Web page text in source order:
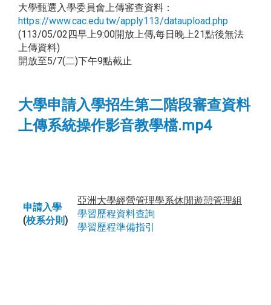
大學甄選入學委員會上傳審查資料：
https://www.cac.edu.tw/apply113/dataupload.php
(113/05/02四早上9:00開放上傳,每日晚上21點後無法
上傳資料)
開放至5/7(二)下午9點截止
大學申請入學招生第二階段審查資料
上傳系統操作影音教學檔.mp4
申請入學
(校系分則)
亞洲大學經營管理學系休閒遊憩管理組
學習歷程資料查詢
學習歷程準備指引